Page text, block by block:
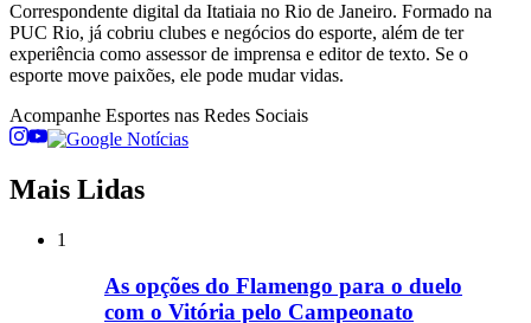
Correspondente digital da Itatiaia no Rio de Janeiro. Formado na
PUC Rio, já cobriu clubes e negócios do esporte, além de ter
experiência como assessor de imprensa e editor de texto. Se o
esporte move paixões, ele pode mudar vidas.
Acompanhe Esportes nas Redes Sociais
Mais Lidas
1
As opções do Flamengo para o duelo
com o Vitória pelo Campeonato